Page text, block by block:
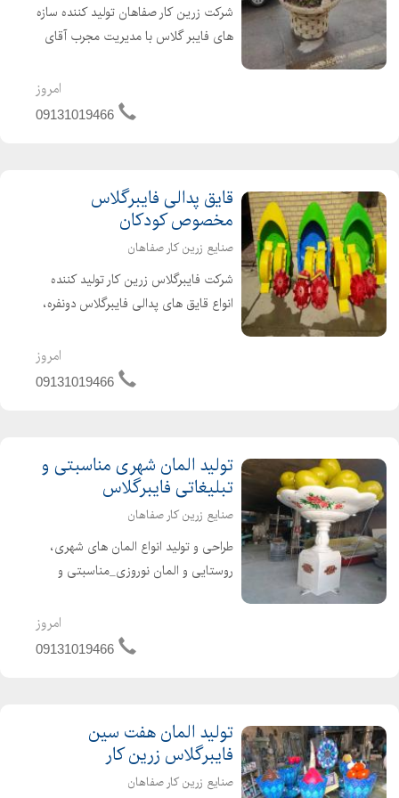
شرکت زرین کار صفاهان تولید کننده سازه
های فایبر گلاس با مدیریت مجرب آقای
فایبرگلاس طرح سبد با کیفیت و به روز
امروز
09131019466
قایق پدالی فایبرگلاس
مخصوص کودکان
صنایع زرین کار صفاهان
شرکت فایبرگلاس زرین کار تولید کننده
انواع قایق های پدالی فایبرگلاس دونفره،
مخصوص کودکان در طرح های مختلف
قو-ماشینی-فولکسی-سه چرخه-دوچرخه
امروز
09131019466
تولید المان شهری مناسبتی و
تبلیغاتی فایبرگلاس
صنایع زرین کار صفاهان
طراحی و تولید انواع المان های شهری،
روستایی و المان نوروزی_مناسبتی و
انواع تندیس و مجسمه های شهری باامروز
09131019466
تولید المان هفت سین
فایبرگلاس زرین کار
صنایع زرین کار صفاهان